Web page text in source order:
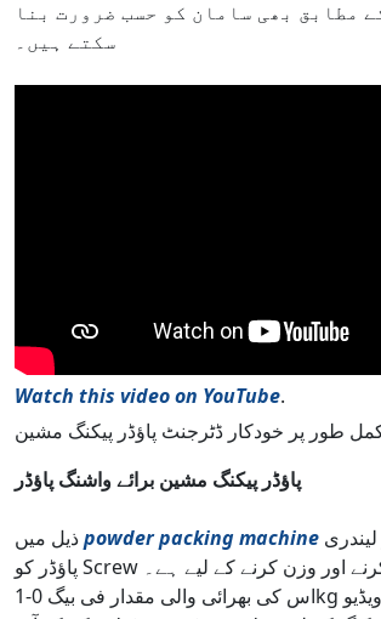
مطابق بھی سامان کو حسب ضرورت بنا
سکتے ہیں۔
Watch this video on YouTube.
طور پر خودکار ڈٹرجنٹ پاؤڈر پیکنگ مشین
پاؤڈر پیکنگ مشین برائے واشنگ پاؤڈر
powder packing machine
پاؤڈر کو Screw کے ذریعے خارج کرنے اور وزن کرنے کے لیے ہے۔
اس کی بھرائی والی مقدار فی بیگ 0-1kg ہے۔ نیچے دی گئی ویڈیو